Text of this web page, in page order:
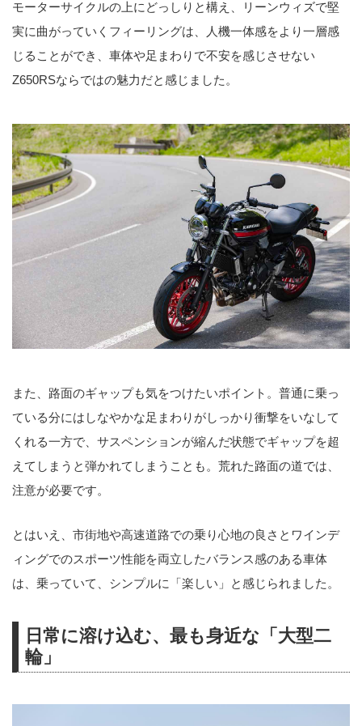
モーターサイクルの上にどっしりと構え、リーンウィズで堅
実に曲がっていくフィーリングは、人機一体感をより一層感
じることができ、車体や足まわりで不安を感じさせない
Z650RSならではの魅力だと感じました。
また、路面のギャップも気をつけたいポイント。普通に乗っ
ている分にはしなやかな足まわりがしっかり衝撃をいなして
くれる一方で、サスペンションが縮んだ状態でギャップを超
えてしまうと弾かれてしまうことも。荒れた路面の道では、
注意が必要です。
とはいえ、市街地や高速道路での乗り心地の良さとワインデ
ィングでのスポーツ性能を両立したバランス感のある車体
は、乗っていて、シンプルに「楽しい」と感じられました。
日常に溶け込む、最も身近な「大型二
輪」